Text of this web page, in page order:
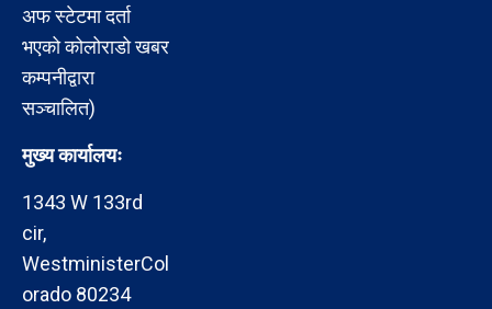
अफ स्टेटमा दर्ता
भएको कोलोराडो खबर
कम्पनीद्वारा
सञ्चालित)
मुख्य कार्यालयः
1343 W 133rd
cir,
WestministerCol
orado 80234